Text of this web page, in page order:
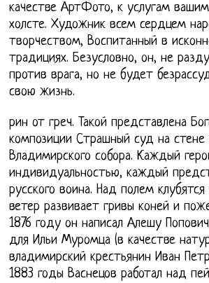
качестве АртФото, к услугам
холсте. Художник всем сердцем
творчеством, Воспитанный в
традициях. Безусловно, он, не
против врага, но не будет
свою жизнь.
рин от греч. Такой представлена
композиции Страшный суд на стене
Владимирского собора. Каждый
индивидуальностью, каждый
русского воина. Над полем
ветер развивает гривы коней и
1876 году он написал Алешу
для Ильи Муромца (в качестве
владимирский крестьянин Иван
1883 годы Васнецов работал над